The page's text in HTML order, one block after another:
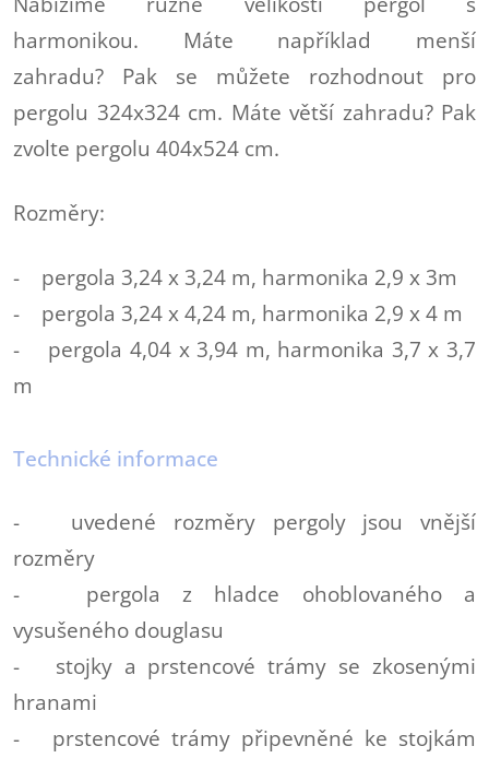
harmonikou. Máte například menší
zahradu? Pak se můžete rozhodnout pro
pergolu 324x324 cm. Máte větší zahradu? Pak
zvolte pergolu 404x524 cm.
Rozměry:
- pergola 3,24 x 3,24 m, harmonika 2,9 x 3m
- pergola 3,24 x 4,24 m, harmonika 2,9 x 4 m
-
pergola 4,04 x 3,94 m, harmonika 3,7 x 3,7
m
Technické informace
- uvedené rozměry pergoly jsou vnější
rozměry
- pergola z hladce ohoblovaného a
vysušeného douglasu
- stojky a prstencové trámy se zkosenými
hranami
- prstencové trámy připevněné ke stojkám